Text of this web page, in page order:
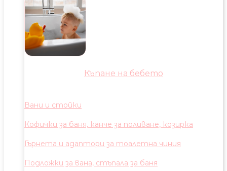
Къпане на бебето
Вани и стойки
Кофички за баня, канче за поливане, козирка
Гърнета и адаптори за тоалетна чиния
Подложки за вана, стъпала за баня